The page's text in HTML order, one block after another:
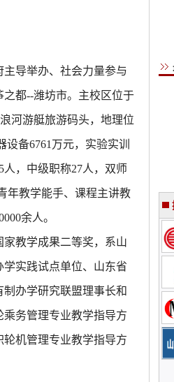
导举办、社会力量参与
之都--潍坊市。主校区位于
河游艇旅游码头，地理位
备6761万元，实验实训
，中级职称27人，双师
年教学能手、课程主讲教
余人。
家教学成果二等奖，系山
实践试点单位、山东省
办学研究联盟理事长和
务管理专业教学指导方
机管理专业教学指导方